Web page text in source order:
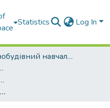
Statistics Log In
Машинобудівний навчально-науковий інститут (МННІ)
теплоенергетики (ЕСЕУтаТЕ)
(ЕСЕУтаТЕ)
Вдосконалення оцінки еколого-економічної ефективності систем очищення суднових нафтовмісних вод